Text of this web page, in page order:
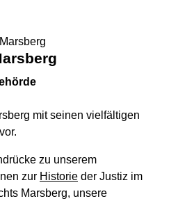
mit seinen vielfältigen
zu unserem
zur Historie der Justiz im
Marsberg, unsere